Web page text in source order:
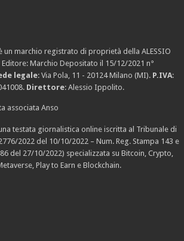
un marchio registrato di proprietà della ALESSIO
Editore: Marchio Depositato il 15/12/2021 n°
legale: Via Pola, 11 - 20124 Milano (MI). P.IVA:
Direttore: Alessio Ippolito.
associata Anso
testata giornalistica online iscritta al Tribunale di
2022 del 10/10/2022 – Num. Reg. Stampa 143 e
del 27/10/2022) specializzata su Bitcoin, Crypto,
Play to Earn e Blockchain.